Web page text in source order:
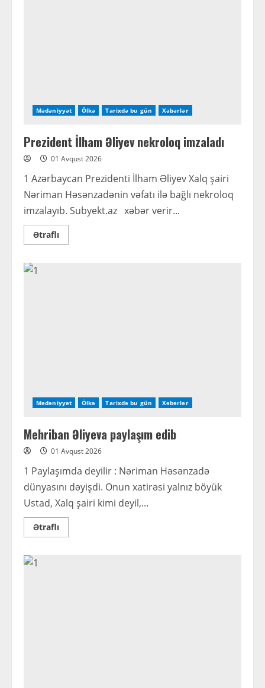
Mədəniyyət Ölkə Tarixdə bu gün Xəbərlər
Prezident İlham Əliyev nekroloq imzaladı
01 Avqust 2026
1 Azərbaycan Prezidenti İlham Əliyev Xalq şairi
Nəriman Həsənzadənin vəfatı ilə bağlı nekroloq
imzalayıb. Subyekt.az xəbər verir...
ƏtraflıRead
more
Mədəniyyət Ölkə Tarixdə bu gün Xəbərlər
Mehriban Əliyeva paylaşım edib
01 Avqust 2026
1 Paylaşımda deyilir : Nəriman Həsənzadə
dünyasını dəyişdi. Onun xatirəsi yalnız böyük
Ustad, Xalq şairi kimi deyil,...
ƏtraflıRead
more